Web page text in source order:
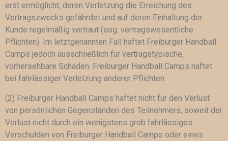
erst ermöglicht, deren Verletzung die Erreichung des
Vertragszwecks gefährdet und auf deren Einhaltung der
Kunde regelmäßig vertraut (sog. vertragswesentliche
Pflichten). Im letztgenannten Fall haftet Freiburger Handball
Camps jedoch ausschließlich für vertragstypische,
vorhersehbare Schäden. Freiburger Handball Camps haftet
bei fahrlässiger Verletzung anderer Pflichten.
(2) Freiburger Handball Camps haftet nicht für den Verlust
von persönlichen Gegenständen des Teilnehmers, soweit der
Verlust nicht durch ein wenigstens grob fahrlässiges
Verschulden von Freiburger Handball Camps oder eines